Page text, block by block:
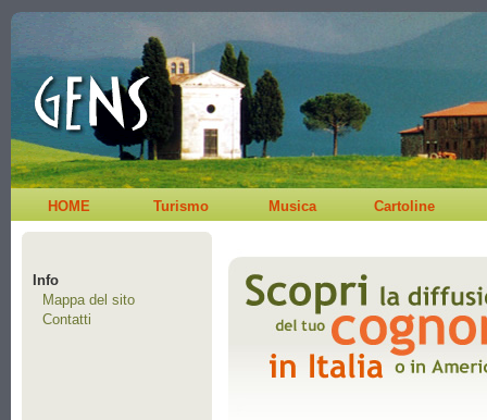
HOME Turismo Musica Cartoline
Info
Mappa del sito
Contatti